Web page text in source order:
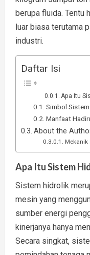
berupa fluida. Tentu
luar biasa terutama
industri.
Daftar Isi
Apa Itu
Simbol
Manfaat
About the
Mekanik
Apa Itu Sistem
Sistem hidrolik
mesin yang
sumber energi
kinerjanya hanya
Secara singkat,